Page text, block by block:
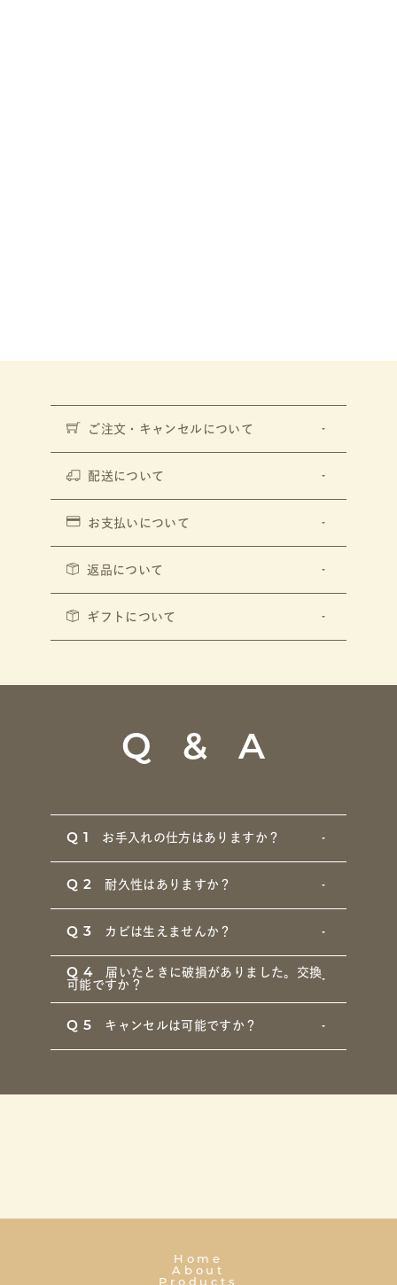
ご注文・キャンセルについて
配送について
お支払いについて
返品について
ギフトについて
Q & A
Q1 お手入れの仕方はありますか？
Q2 耐久性はありますか？
Q3 カビは生えませんか？
Q4
届いたときに破損がありました。交換
可能ですか？
Q5 キャンセルは可能ですか？
Home
About
Products